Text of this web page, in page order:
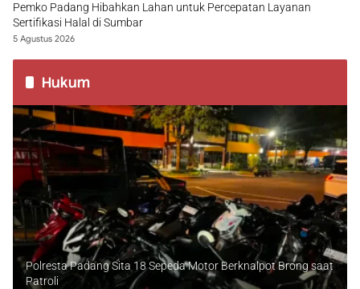
Pemko Padang Hibahkan Lahan untuk Percepatan Layanan
Sertifikasi Halal di Sumbar
5 Agustus 2026
Hukum
Polresta Padang Sita 18 Sepeda Motor Berknalpot Brong saat
Patroli